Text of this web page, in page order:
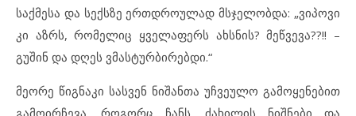
საქმესა და სექსზე ერთდროულად მსჯელობდა: „ვიპოვი
კი აზრს, რომელიც ყველაფერს ახსნის? მეწვევა??!! –
გუშინ და დღეს ვმასტურბირებდი.“
მეორე წიგნაკი სასვენ ნიშანთა უჩვეულო გამოყენებით